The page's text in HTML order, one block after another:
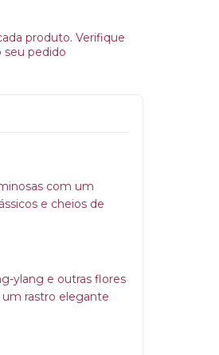
produto. Verifique
seu pedido
com um
e cheios de
ylang e outras flores
rastro elegante